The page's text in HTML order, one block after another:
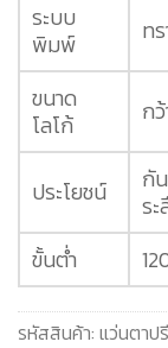
ระบบ
พิมพ์
ท
ขนาด
โลโก้
ก
ประโยชน์
กั
ร
ขั้นต่ำ
รหัสสินค้า: แว่นตาป